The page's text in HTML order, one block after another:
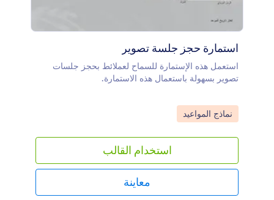
استمارة حجز جلسة تصوير
استعمل هذه الإستمارة للسماح لعملائط بحجز جلسات
تصوير بسهولة باستعمال هذه الاستمارة.
Go to Category:
نماذج المواعيد
استخدام القالب
معاينة